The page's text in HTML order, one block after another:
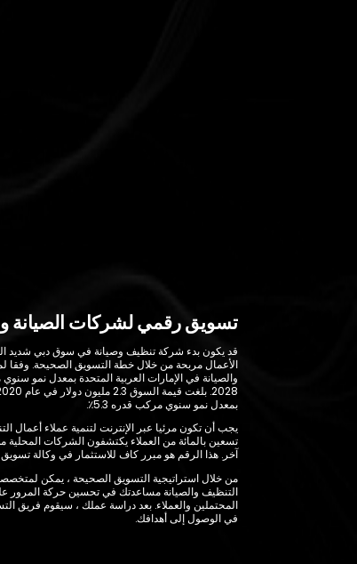
تسويق رقمي لشركات الصيانة
قد يكون بدء شركة تنظيف وصيانة في سوق دبي شديد
الأعمال مربحة من خلال خطة التسويق الصحيحة.
بمعدل نمو سنوي مركب قدره 5.3٪.
يجب أن تكون مرئيا عبر الإنترنت لتنمية عملاء أعمال
تسعين بالمائة من العملاء يكتشفون الشركات المحلية
آخر. هذا الرقم هو مبرر كاف للاستثمار في وكالة
من خلال استراتيجية التسويق الصحيحة ، يمكن
التنظيف والصيانة مساعدتك في تحسين حركة المرور
المحتملين والعملاء. بعد دراسة عملك ، سيقوم فريق
في الوصول إلى أهدافك.